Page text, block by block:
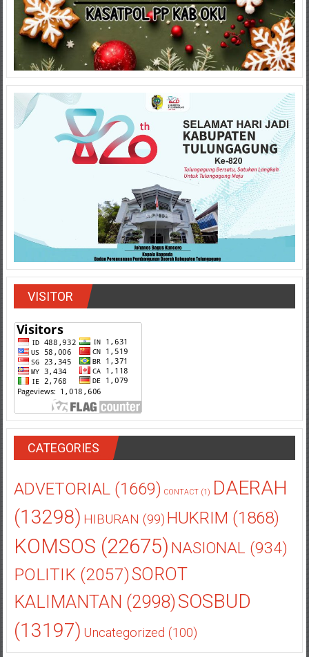
VISITOR
CATEGORIES
ADVETORIAL(1669) CONTACT(1) DAERAH
(13298) HIBURAN (99) HUKRIM (1868)
KOMSOS (22675) NASIONAL(934)
POLITIK(2057)SOROT
KALIMANTAN (2998)SOSBUD
(13197) Uncategorized (100)